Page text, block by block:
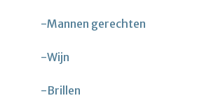
-Mannen gerechten
-Wijn
-Brillen